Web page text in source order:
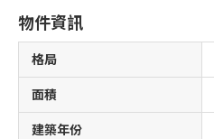
物件資訊
格局
面積
建築年份